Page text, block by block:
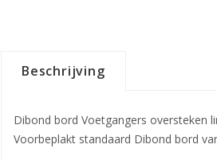
Beschrijving
Dibond bord Voetgangers oversteken
Voorbeplakt standaard Dibond bord